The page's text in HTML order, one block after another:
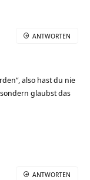
also hast du nie
glaubst das
ANTWORTEN
ANTWORTEN